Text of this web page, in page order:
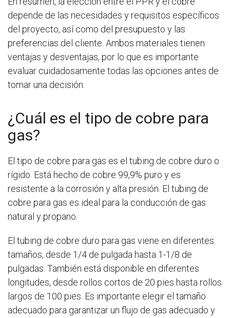
depende de las necesidades y requisitos específicos
del proyecto, así como del presupuesto y las
preferencias del cliente. Ambos materiales tienen
ventajas y desventajas, por lo que es importante
evaluar cuidadosamente todas las opciones antes de
tomar una decisión.
¿Cuál es el tipo de cobre para
gas?
El tipo de cobre para gas es el tubing de cobre duro o
rígido. Está hecho de cobre 99,9% puro y es
resistente a la corrosión y alta presión. El tubing de
cobre para gas es ideal para la conducción de gas
natural y propano.
El tubing de cobre duro para gas viene en diferentes
tamaños, desde 1/4 de pulgada hasta 1-1/8 de
pulgadas. También está disponible en diferentes
longitudes, desde rollos cortos de 20 pies hasta rollos
largos de 100 pies. Es importante elegir el tamaño
adecuado para garantizar un flujo de gas adecuado y